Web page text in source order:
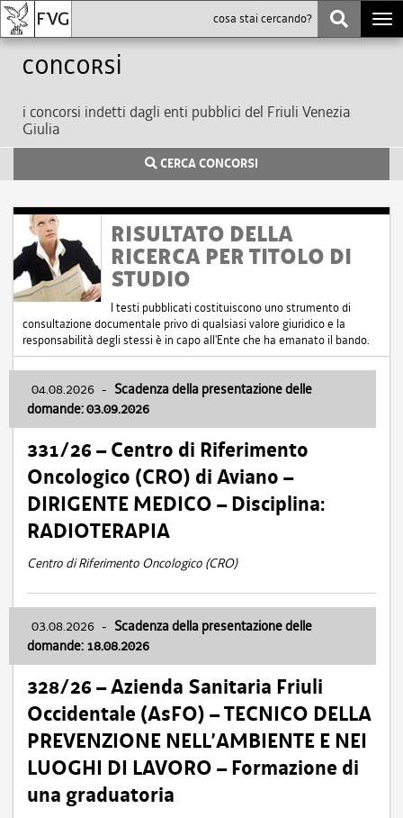
Concorsi
i concorsi indetti dagli enti pubblici del Friuli Venezia
Giulia
CERCA CONCORSI
RISULTATO DELLA
RICERCA PER TITOLO DI
STUDIO
I testi pubblicati costituiscono uno strumento di
consultazione documentale privo di qualsiasi valore giuridico e la
responsabilità degli stessi è in capo all'Ente che ha emanato il bando.
04.08.2026 - Scadenza della presentazione delle
domande: 03.09.2026
331/26 – Centro di Riferimento
Oncologico (CRO) di Aviano –
DIRIGENTE MEDICO – Disciplina:
RADIOTERAPIA
Centro di Riferimento Oncologico (CRO)
03.08.2026 - Scadenza della presentazione delle
domande: 18.08.2026
328/26 – Azienda Sanitaria Friuli
Occidentale (AsFO) – TECNICO DELLA
PREVENZIONE NELL’AMBIENTE E NEI
LUOGHI DI LAVORO – Formazione di
una graduatoria